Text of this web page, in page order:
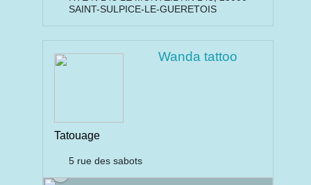
SAINT-SULPICE-LE-GUERETOIS
Wanda tattoo
Tatouage
5 rue des sabots